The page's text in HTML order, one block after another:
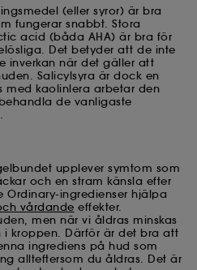
(eller syror) är bra
fungerar snabbt. Stora
acid (båda AHA) är bra för
Det betyder att de inte
inverkan när det gäller att
Salicylsyra är dock en
med kaolinlera arbetar den
de vanligaste
upplever symtom som
och en stram känsla efter
Ordinary-ingredienser hjälpa
vårdande effekter.
men när vi åldras minskas
kroppen. Därför är det bra att
ingrediens på hud som
allteftersom du åldras. Det är